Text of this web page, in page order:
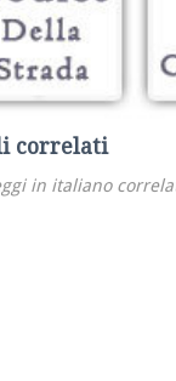
correlati
in italiano